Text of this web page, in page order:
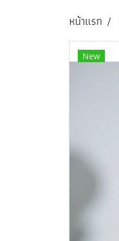
หน้าแรก
New